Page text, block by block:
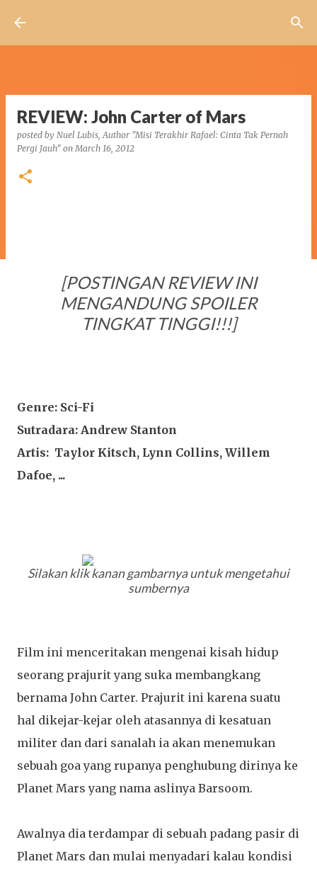
REVIEW: John Carter of Mars
posted by Nuel Lubis, Author "Misi Terakhir Rafael: Cinta Tak Pernah
Pergi Jauh" onMarch 16, 2012
[POSTINGAN REVIEW INI
MENGANDUNG SPOILER
TINGKAT TINGGI!!!]
Genre: Sci-Fi
Sutradara: Andrew Stanton
Artis: Taylor Kitsch, Lynn Collins, Willem
Dafoe, ...
Silakan klik kanan gambarnya untuk mengetahui
sumbernya
Film ini menceritakan mengenai kisah hidup
seorang prajurit yang suka membangkang
bernama John Carter. Prajurit ini karena suatu
hal dikejar-kejar oleh atasannya di kesatuan
militer dan dari sanalah ia akan menemukan
sebuah goa yang rupanya penghubung dirinya ke
Planet Mars yang nama aslinya Barsoom.
Awalnya dia terdampar di sebuah padang pasir di
Planet Mars dan mulai menyadari kalau kondisi